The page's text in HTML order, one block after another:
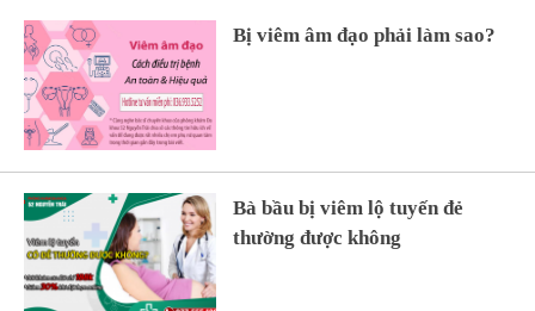
Bị viêm âm đạo phải làm sao?
Bà bầu bị viêm lộ tuyến đẻ
thường được không